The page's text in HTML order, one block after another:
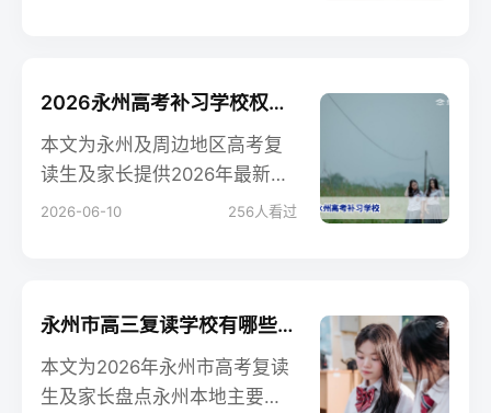
2026永州高考补习学校权威指南：如何甄选靠谱复读机构与提分策略
本文为永州及周边地区高考复
读生及家长提供2026年最新择
校指南，分析公办与民办补习
2026-06-10 256人看过
永州市高三复读学校有哪些？2026年优质复读机构推荐与择校指南
本文为2026年永州市高考复读
生及家长盘点永州本地主要复